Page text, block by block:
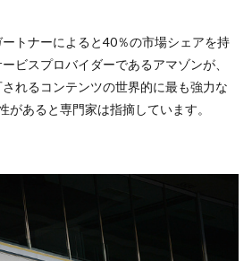
トナーによると40％の市場シェアを持
ビスプロバイダーであるアマゾンが、
れるコンテンツの世界的に最も強力な
があると専門家は指摘しています。